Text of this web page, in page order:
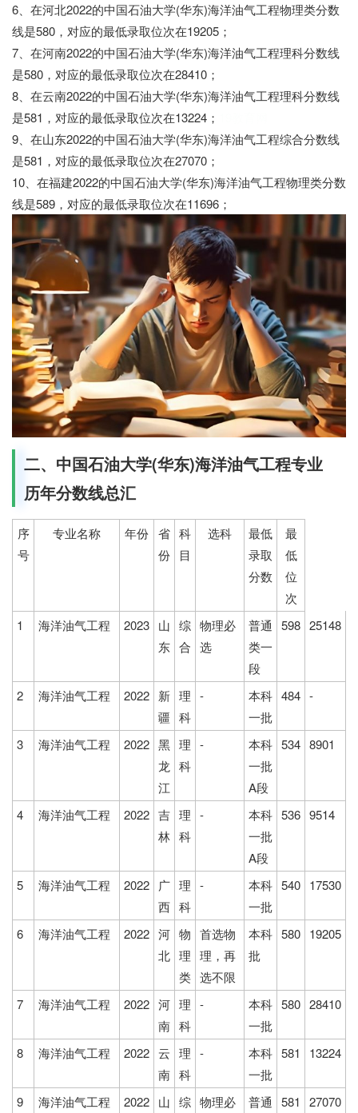
6、在河北2022的中国石油大学(华东)海洋油气工程物理类分数
线是580，对应的最低录取位次在19205；
7、在河南2022的中国石油大学(华东)海洋油气工程理科分数线
是580，对应的最低录取位次在28410；
8、在云南2022的中国石油大学(华东)海洋油气工程理科分数线
是581，对应的最低录取位次在13224；
9、在山东2022的中国石油大学(华东)海洋油气工程综合分数线
是581，对应的最低录取位次在27070；
10、在福建2022的中国石油大学(华东)海洋油气工程物理类分数
线是589，对应的最低录取位次在11696；
二、中国石油大学(华东)海洋油气工程专业
历年分数线总汇
序
号
专业名称 年份 省
份
科
目
选科
最低
录取
分数
最
低
位
次
1
海洋油气工程 2023 山
东
综
合
物理必
选
普通
类一
段
598 25148
2 海洋油气工程 2022 新
疆
理
科
-
本科
一批
484 -
3 海洋油气工程 2022 黑
龙
江
理
科
-
本科
一批
A段
534 8901
4 海洋油气工程 2022 吉
林
理
科
-
本科
一批
A段
536 9514
5 海洋油气工程 2022
广
西
理
科
-
本科
一批
540 17530
6 海洋油气工程 2022 河
北
物
理
类
首选物
理，再
选不限
本科
批
580 19205
7 海洋油气工程 2022 河
南
理
科
-
本科
一批
580 28410
8 海洋油气工程 2022 云
南
理
科
-
本科
一批
581 13224
9 海洋油气工程 2022 山 综 物理必
普通
581 27070